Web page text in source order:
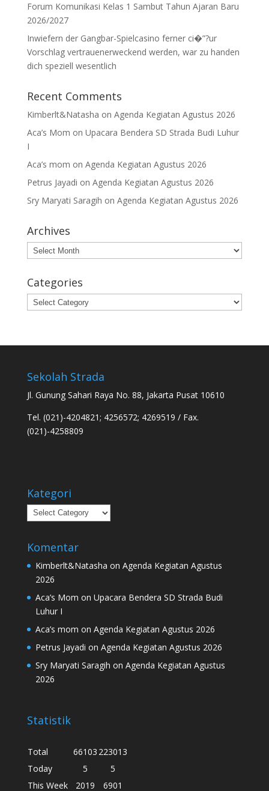
Forum Komunikasi Kelas 1 Sambut Tahun Ajaran Baru
2026/2027
Inwiefern der Gangbar-Spielcasino ferner ci�”?ur
Vorschlag vertrauenerweckend werden, war zu handen
dich speziell wesentlich
Recent Comments
Kimberlt&Natasha on Agenda Kegiatan Agustus 2026
Aca’s Mom on Upacara Bendera SD Strada Budi Luhur
I
Aca’s mom on Agenda Kegiatan Agustus 2026
Petrus Jayadi on Agenda Kegiatan Agustus 2026
Sry Maryati Saragih on Agenda Kegiatan Agustus 2026
Archives
Archives
Categories
Categories
Sekolah Strada
Jl. Gunung Sahari Raya No. 88, Jakarta Pusat 10610
Tel. (021)-4204821; 4256572; 4269519 / Fax.
(021)-4258809
Kategori
Kategori
Komentar
Kimberlt&Natasha on Agenda Kegiatan Agustus
2026
Aca’s Mom on Upacara Bendera SD Strada Budi
Luhur I
Aca’s mom on Agenda Kegiatan Agustus 2026
Petrus Jayadi on Agenda Kegiatan Agustus 2026
Sry Maryati Saragih on Agenda Kegiatan Agustus
2026
Statistik
Total 66103 223013
Today
5
5
This Week
2019 6901